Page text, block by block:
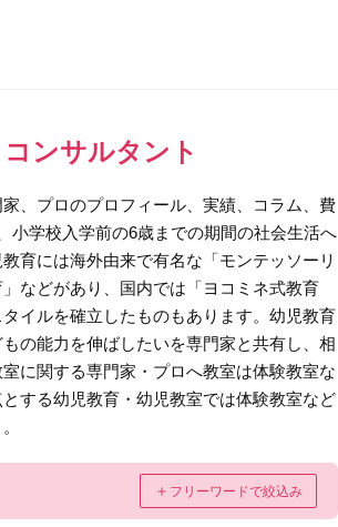
ンサルタント
、プロのプロフィール、実績、コラム、費
小学校入学前の6歳までの期間の社会生活へ
育には海外由来で有名な「モンテッソーリ
などがあり、国内では「ヨコミネ式教育
イルを確立したものもあります。幼児教育
の能力を伸ばしたいを専門家と共有し、相
に関する専門家・プロへ教室は体験教室な
する幼児教育・幼児教室では体験教室など
＋ フリーワードで絞込み